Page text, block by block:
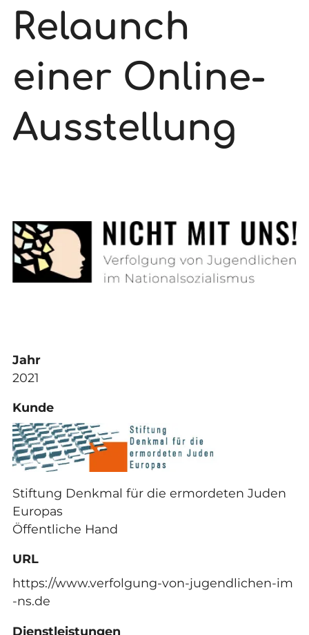
Relaunch
einer Online-
Ausstellung
Jahr
2021
Kunde
Stiftung Denkmal für die ermordeten Juden
Europas
Öffentliche Hand
URL
https://www.verfolgung-von-jugendlichen-im
-ns.de
Dienstleistungen